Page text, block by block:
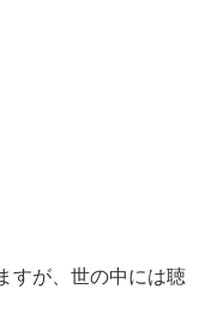
すが、世の中には聴